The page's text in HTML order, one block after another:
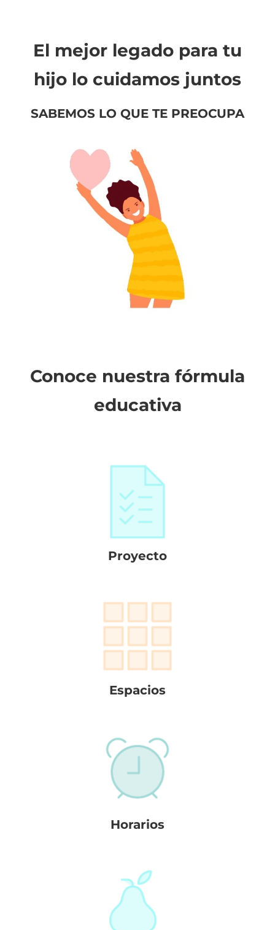
El mejor legado para tu
hijo lo cuidamos juntos
SABEMOS LO QUE TE PREOCUPA
Conoce nuestra fórmula
educativa
Proyecto
Espacios
Horarios